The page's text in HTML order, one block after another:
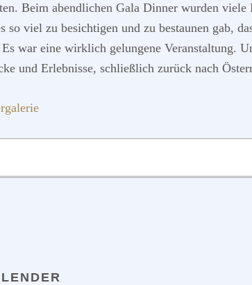
Beim abendlichen Gala Dinner wurden viele
viel zu besichtigen und zu bestaunen gab,
war eine wirklich gelungene Veranstaltung.
und Erlebnisse, schließlich zurück nach